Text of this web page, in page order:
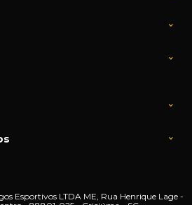
Esportivos LTDA ME, Rua Henrique Lage -